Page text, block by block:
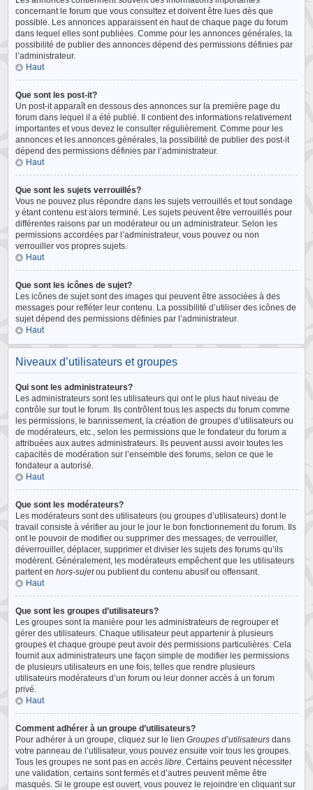
concernant le forum que vous consultez et doivent être lues dès que
possible. Les annonces apparaissent en haut de chaque page du forum
dans lequel elles sont publiées. Comme pour les annonces générales, la
possibilité de publier des annonces dépend des permissions définies par
l’administrateur.
Haut
Que sont les post-it?
Un post-it apparaît en dessous des annonces sur la première page du
forum dans lequel il a été publié. Il contient des informations relativement
importantes et vous devez le consulter régulièrement. Comme pour les
annonces et les annonces générales, la possibilité de publier des post-it
dépend des permissions définies par l’administrateur.
Haut
Que sont les sujets verrouillés?
Vous ne pouvez plus répondre dans les sujets verrouillés et tout sondage
y étant contenu est alors terminé. Les sujets peuvent être verrouillés pour
différentes raisons par un modérateur ou un administrateur. Selon les
permissions accordées par l’administrateur, vous pouvez ou non
verrouiller vos propres sujets.
Haut
Que sont les icônes de sujet?
Les icônes de sujet sont des images qui peuvent être associées à des
messages pour refléter leur contenu. La possibilité d’utiliser des icônes de
sujet dépend des permissions définies par l’administrateur.
Haut
Niveaux d’utilisateurs et groupes
Qui sont les administrateurs?
Les administrateurs sont les utilisateurs qui ont le plus haut niveau de
contrôle sur tout le forum. Ils contrôlent tous les aspects du forum comme
les permissions, le bannissement, la création de groupes d’utilisateurs ou
de modérateurs, etc., selon les permissions que le fondateur du forum a
attribuées aux autres administrateurs. Ils peuvent aussi avoir toutes les
capacités de modération sur l’ensemble des forums, selon ce que le
fondateur a autorisé.
Haut
Que sont les modérateurs?
Les modérateurs sont des utilisateurs (ou groupes d’utilisateurs) dont le
travail consiste à vérifier au jour le jour le bon fonctionnement du forum. Ils
ont le pouvoir de modifier ou supprimer des messages, de verrouiller,
déverrouiller, déplacer, supprimer et diviser les sujets des forums qu’ils
modèrent. Généralement, les modérateurs empêchent que les utilisateurs
partent enhors-sujetou publient du contenu abusif ou offensant.
Haut
Que sont les groupes d’utilisateurs?
Les groupes sont la manière pour les administrateurs de regrouper et
gérer des utilisateurs. Chaque utilisateur peut appartenir à plusieurs
groupes et chaque groupe peut avoir des permissions particulières. Cela
fournit aux administrateurs une façon simple de modifier les permissions
de plusieurs utilisateurs en une fois, telles que rendre plusieurs
utilisateurs modérateurs d’un forum ou leur donner accès à un forum
privé.
Haut
Comment adhérer à un groupe d’utilisateurs?
Pour adhérer à un groupe, cliquez sur le lienGroupes d’utilisateurs dans
votre panneau de l’utilisateur, vous pouvez ensuite voir tous les groupes.
Tous les groupes ne sont pas enaccès libre. Certains peuvent nécessiter
une validation, certains sont fermés et d’autres peuvent même être
masqués. Si le groupe est ouvert, vous pouvez le rejoindre en cliquant sur